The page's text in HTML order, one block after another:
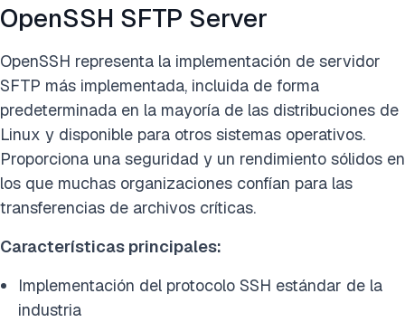
OpenSSH SFTP Server
OpenSSH representa la implementación de servidor
SFTP más implementada, incluida de forma
predeterminada en la mayoría de las distribuciones de
Linux y disponible para otros sistemas operativos.
Proporciona una seguridad y un rendimiento sólidos en
los que muchas organizaciones confían para las
transferencias de archivos críticas.
Características principales:
Implementación del protocolo SSH estándar de la
industria